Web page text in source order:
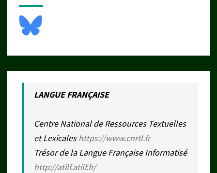
LANGUE FRANÇAISE
Centre National de Ressources Textuelles
et Lexicaleshttps://www.cnrtl.fr
Trésor de la Langue Française Informatisé
http://atilf.atilf.fr/